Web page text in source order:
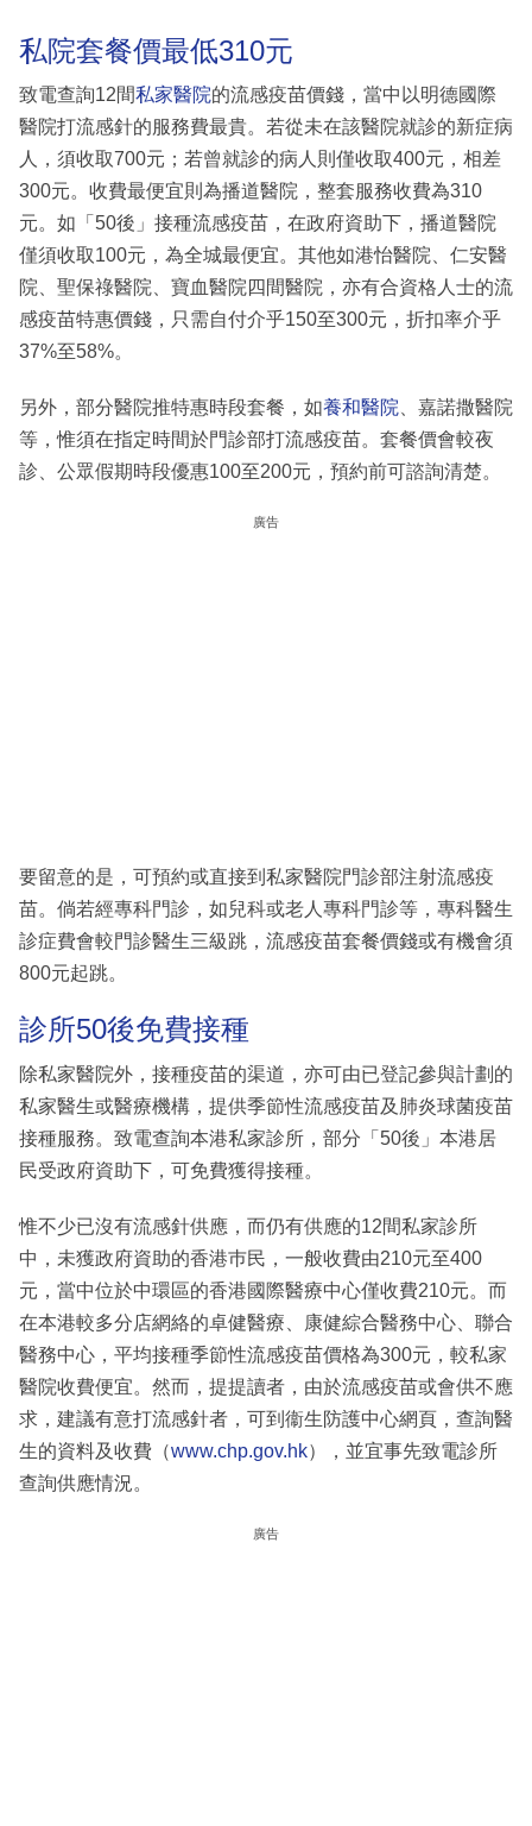
私院套餐價最低310元
致電查詢12間私家醫院的流感疫苗價錢，當中以明德國際
醫院打流感針的服務費最貴。若從未在該醫院就診的新症病
人，須收取700元；若曾就診的病人則僅收取400元，相差
300元。收費最便宜則為播道醫院，整套服務收費為310
元。如「50後」接種流感疫苗，在政府資助下，播道醫院
僅須收取100元，為全城最便宜。其他如港怡醫院、仁安醫
院、聖保祿醫院、寶血醫院四間醫院，亦有合資格人士的流
感疫苗特惠價錢，只需自付介乎150至300元，折扣率介乎
37%至58%。
另外，部分醫院推特惠時段套餐，如養和醫院 、嘉諾撒醫院
等，惟須在指定時間於門診部打流感疫苗。套餐價會較夜
診、公眾假期時段優惠100至200元，預約前可諮詢清楚。
廣告
要留意的是，可預約或直接到私家醫院門診部注射流感疫
苗。倘若經專科門診，如兒科或老人專科門診等，專科醫生
診症費會較門診醫生三級跳，流感疫苗套餐價錢或有機會須
800元起跳。
診所50後免費接種
除私家醫院外，接種疫苗的渠道，亦可由已登記參與計劃的
私家醫生或醫療機構，提供季節性流感疫苗及肺炎球菌疫苗
接種服務。致電查詢本港私家診所，部分「50後」本港居
民受政府資助下，可免費獲得接種。
惟不少已沒有流感針供應，而仍有供應的12間私家診所
中，未獲政府資助的香港巿民，一般收費由210元至400
元，當中位於中環區的香港國際醫療中心僅收費210元。而
在本港較多分店網絡的卓健醫療、康健綜合醫務中心、聯合
醫務中心，平均接種季節性流感疫苗價格為300元，較私家
醫院收費便宜。然而，提提讀者，由於流感疫苗或會供不應
求，建議有意打流感針者，可到衞生防護中心網頁，查詢醫
生的資料及收費（www.chp.gov.hk），並宜事先致電診所
查詢供應情況。
廣告